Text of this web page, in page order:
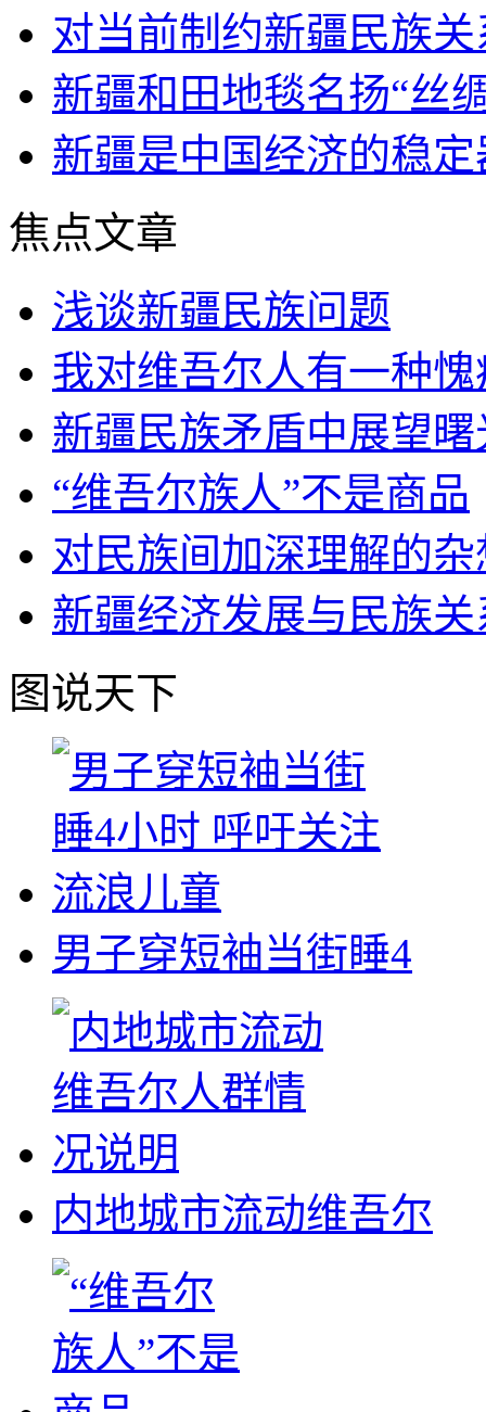
对当前制约新疆民族
新疆和田地毯名扬“丝
新疆是中国经济的稳定
焦点文章
浅谈新疆民族问题
我对维吾尔人有一种
新疆民族矛盾中展望曙
“维吾尔族人”不是商品
对民族间加深理解的杂
新疆经济发展与民族关
图说天下
男子穿短袖当街睡4
内地城市流动维吾尔